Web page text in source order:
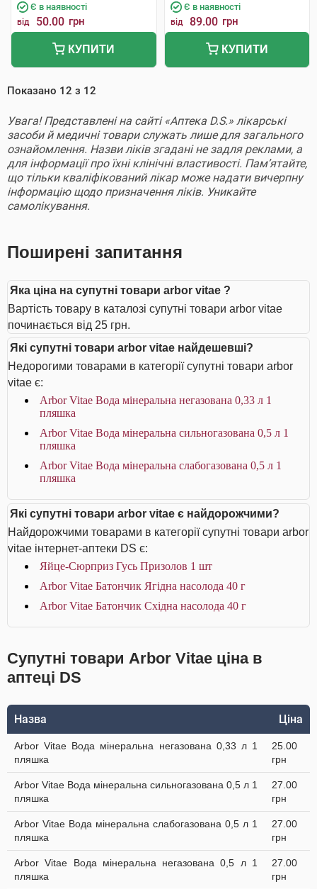
Є в наявності
від 50.00 грн
КУПИТИ
Є в наявності
від 89.00 грн
КУПИТИ
Показано 12 з 12
Увага! Представлені на сайті «Аптека D.S.» лікарські
засоби й медичні товари служать лише для загального
ознайомлення. Назви ліків згадані не задля реклами, а
для інформації про їхні клінічні властивості. Пам’ятайте,
що тільки кваліфікований лікар може надати вичерпну
інформацію щодо призначення ліків. Уникайте
самолікування.
Поширені запитання
Яка ціна на супутні товари arbor vitae ?
Вартість товару в каталозі супутні товари arbor vitae
починається від 25 грн.
Які супутні товари arbor vitae найдешевші?
Недорогими товарами в категорії супутні товари arbor
vitae є:
Arbor Vitae Вода мінеральна негазована 0,33 л 1
пляшка
Arbor Vitae Вода мінеральна сильногазована 0,5 л 1
пляшка
Arbor Vitae Вода мінеральна слабогазована 0,5 л 1
пляшка
Які супутні товари arbor vitae є найдорожчими?
Найдорожчими товарами в категорії супутні товари arbor
vitae інтернет-аптеки DS є:
Яйце-Сюрприз Гусь Призолов 1 шт
Arbor Vitae Батончик Ягідна насолода 40 г
Arbor Vitae Батончик Східна насолода 40 г
Супутні товари Arbor Vitae ціна в
аптеці DS
Назва Ціна
Arbor Vitae Вода мінеральна негазована 0,33 л 1
пляшка
25.00
грн
Arbor Vitae Вода мінеральна сильногазована 0,5 л 1
пляшка
27.00
грн
Arbor Vitae Вода мінеральна слабогазована 0,5 л 1
пляшка
27.00
грн
Arbor Vitae Вода мінеральна негазована 0,5 л 1
пляшка
27.00
грн